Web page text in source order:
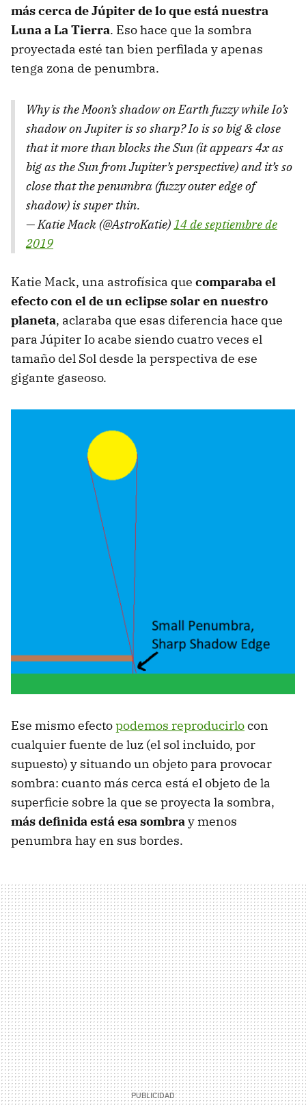
más cerca de Júpiter de lo que está nuestra
Luna a La Tierra. Eso hace que la sombra
proyectada esté tan bien perfilada y apenas
tenga zona de penumbra.
Why is the Moon’s shadow on Earth fuzzy while Io’s
shadow on Jupiter is so sharp? Io is so big & close
that it more than blocks the Sun (it appears 4x as
big as the Sun from Jupiter’s perspective) and it’s so
close that the penumbra (fuzzy outer edge of
shadow) is super thin.
— Katie Mack (@AstroKatie)14 de septiembre de
2019
Katie Mack, una astrofísica que comparaba el
efecto con el de un eclipse solar en nuestro
planeta, aclaraba que esas diferencia hace que
para Júpiter Io acabe siendo cuatro veces el
tamaño del Sol desde la perspectiva de ese
gigante gaseoso.
Ese mismo efectopodemos reproducirlocon
cualquier fuente de luz (el sol incluido, por
supuesto) y situando un objeto para provocar
sombra: cuanto más cerca está el objeto de la
superficie sobre la que se proyecta la sombra,
más definida está esa sombray menos
penumbra hay en sus bordes.